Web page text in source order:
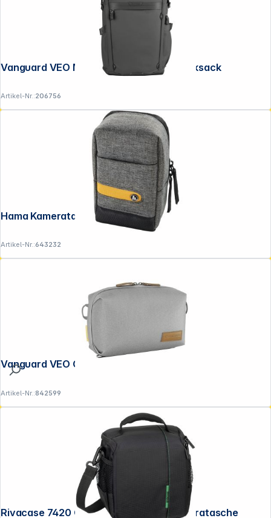
Vanguard VEO Metro B30L schwarz Rucksack
Artikel-Nr.:206756
Hama Kameratasche Terra, 90M Grau
Artikel-Nr.:643232
Artikel-Nr.:842599
Rivacase 7420 Green Mantis DSLR Kameratasche